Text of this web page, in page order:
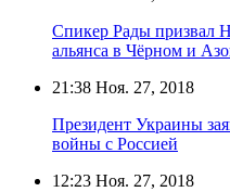
Спикер Рады призвал
альянса в Чёрном и
21:38 Ноя. 27, 2018
Президент Украины
войны с Россией
12:23 Ноя. 27, 2018